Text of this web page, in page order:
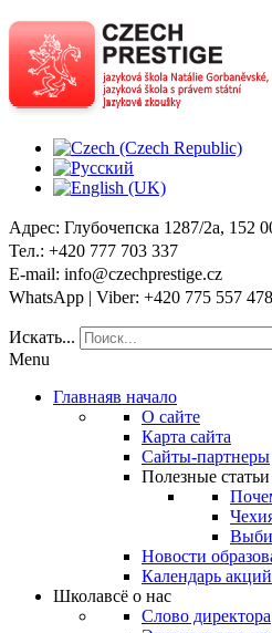
Адрес: Глубочепска 1287/2a, 152
Тел.: +420 777 703 337
E-mail: info@czechprestige.cz
WhatsApp | Viber: +420 775 557 478
Искать...
Menu
Главнаяв начало
О сайте
Карта сайта
Сайты-партнеры
Полезные статьи
Новости
Календарь акций
Школавсё о нас
Слово директора